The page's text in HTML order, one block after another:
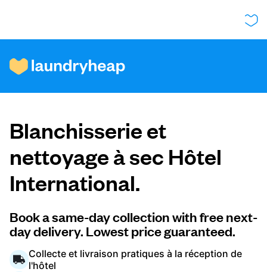
Comment ça fonctionne
Prix et services
À propos de nous
Pour les entreprises
Blanchisserie et
nettoyage à sec Hôtel
International.
Book a same-day collection with free next-
day delivery. Lowest price guaranteed.
Collecte et livraison pratiques à la réception de
l'hôtel